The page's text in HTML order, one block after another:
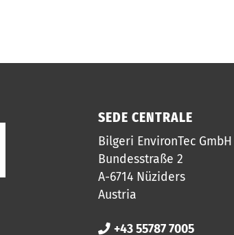
SEDE CENTRALE
Bilgeri EnvironTec GmbH
Bundesstraße 2
A-6714 Nüziders
Austria
+43 55787 7005